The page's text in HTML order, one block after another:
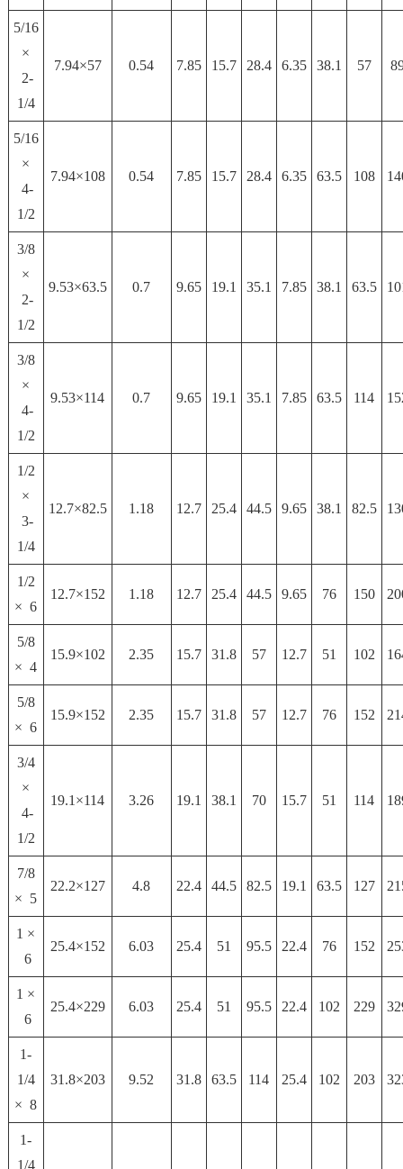
5/16
×
2-
1/4
7.94×57 0.54 7.85 15.7 28.4 6.35 38.1 57
5/16
×
4-
1/2
7.94×108 0.54 7.85 15.7 28.4 6.35 63.5 108
3/8
×
2-
1/2
9.53×63.5 0.7 9.65 19.1 35.1 7.85 38.1 63.5
3/8
×
4-
1/2
9.53×114 0.7 9.65 19.1 35.1 7.85 63.5 114
1/2
×
3-
1/4
12.7×82.5 1.18 12.7 25.4 44.5 9.65 38.1 82.5
1/2
× 6
12.7×152 1.18 12.7 25.4 44.5 9.65 76 150
5/8
× 4
15.9×102 2.35 15.7 31.8 57 12.7 51 102
5/8
× 6
15.9×152 2.35 15.7 31.8 57 12.7 76 152
3/4
×
4-
1/2
19.1×114 3.26 19.1 38.1 70 15.7 51 114
7/8
× 5
22.2×127 4.8 22.4 44.5 82.5 19.1 63.5 127
1 ×
6
25.4×152 6.03 25.4 51 95.5 22.4 76 152
1 ×
6
25.4×229 6.03 25.4 51 95.5 22.4 102 229
1-
1/4
× 8
31.8×203 9.52 31.8 63.5 114 25.4 102 203
1-
1/4